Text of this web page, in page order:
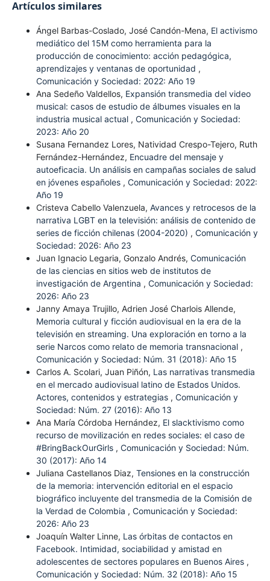
Artículos similares
Ángel Barbas-Coslado, José Candón-Mena, El activismo
mediático del 15M como herramienta para la
producción de conocimiento: acción pedagógica,
aprendizajes y ventanas de oportunidad ,
Comunicación y Sociedad: 2022: Año 19
Ana Sedeño Valdellos, Expansión transmedia del video
musical: casos de estudio de álbumes visuales en la
industria musical actual , Comunicación y Sociedad:
2023: Año 20
Susana Fernandez Lores, Natividad Crespo-Tejero, Ruth
Fernández-Hernández, Encuadre del mensaje y
autoeficacia. Un análisis en campañas sociales de salud
en jóvenes españoles , Comunicación y Sociedad: 2022:
Año 19
Cristeva Cabello Valenzuela, Avances y retrocesos de la
narrativa LGBT en la televisión: análisis de contenido de
series de ficción chilenas (2004-2020) , Comunicación y
Sociedad: 2026: Año 23
Juan Ignacio Legaria, Gonzalo Andrés, Comunicación
de las ciencias en sitios web de institutos de
investigación de Argentina , Comunicación y Sociedad:
2026: Año 23
Janny Amaya Trujillo, Adrien José Charlois Allende,
Memoria cultural y ficción audiovisual en la era de la
televisión en streaming. Una exploración en torno a la
serie Narcos como relato de memoria transnacional ,
Comunicación y Sociedad: Núm. 31 (2018): Año 15
Carlos A. Scolari, Juan Piñón, Las narrativas transmedia
en el mercado audiovisual latino de Estados Unidos.
Actores, contenidos y estrategias , Comunicación y
Sociedad: Núm. 27 (2016): Año 13
Ana María Córdoba Hernández, El slacktivismo como
recurso de movilización en redes sociales: el caso de
#BringBackOurGirls , Comunicación y Sociedad: Núm.
30 (2017): Año 14
Juliana Castellanos Diaz, Tensiones en la construcción
de la memoria: intervención editorial en el espacio
biográfico incluyente del transmedia de la Comisión de
la Verdad de Colombia , Comunicación y Sociedad:
2026: Año 23
Joaquín Walter Linne, Las órbitas de contactos en
Facebook. Intimidad, sociabilidad y amistad en
adolescentes de sectores populares en Buenos Aires ,
Comunicación y Sociedad: Núm. 32 (2018): Año 15